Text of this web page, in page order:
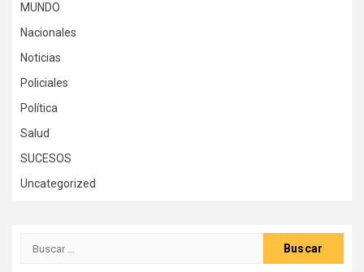
MUNDO
Nacionales
Noticias
Policiales
Política
Salud
SUCESOS
Uncategorized
Buscar: